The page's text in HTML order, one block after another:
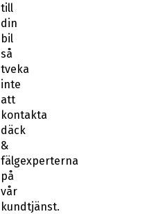
till
din
bil
så
tveka
inte
att
kontakta
däck
&
fälgexperterna
på
vår
kundtjänst.